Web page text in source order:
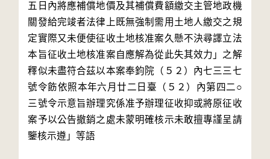
五日內將應補償地價及其補償費額繳交主管地政機
關發給完竣者法律上既無強制需用土地人繳交之規
定實際又未便使征收土地核准案久懸不決尋譯立法
本旨征收土地核准案自應解為從此失其效力」之解
釋似未盡符合茲以本案奉鈞院（５２）內七三三七
號令飭依照本年六月廿二日臺（５２）內第四二○
三號令示意旨辦理究係准予辦理征收抑或將原征收
案予以公告撤銷之處未蒙明確核示未敢擅專謹呈請
鑒核示遵」等語